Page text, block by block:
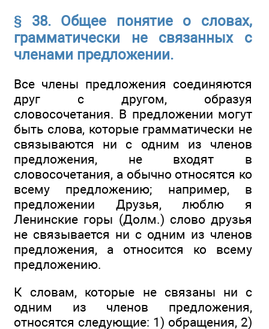
§ 38. Общее понятие о словах,
грамматически не связанных с
членами предложении.
Все члены предложения соединяются
друг с другом, образуя
словосочетания. В предложении могут
быть слова, которые грамматически не
связываются ни с одним из членов
предложения, не входят в
словосочетания, а обычно относятся ко
всему предложению; например, в
предложении Друзья, люблю я
Ленинские горы (Долм.) слово друзья
не связывается ни с одним из членов
предложения, а относится ко всему
предложению.
К словам, которые не связаны ни с
одним из членов предложения,
относятся следующие: 1) обращения, 2)